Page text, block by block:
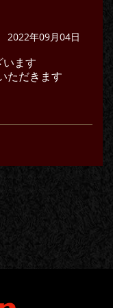
2022年09月04日
ます
ただきます